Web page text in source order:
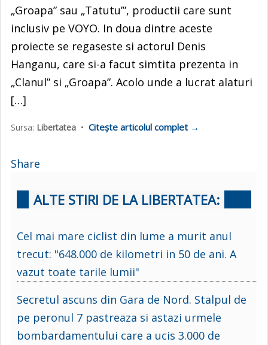
„Groapa” sau „Tatutu’”, productii care sunt
inclusiv pe VOYO. In doua dintre aceste
proiecte se regaseste si actorul Denis
Hanganu, care si-a facut simtita prezenta in
„Clanul” si „Groapa”. Acolo unde a lucrat alaturi
[…]
Sursa: Libertatea • Citește articolul complet →
Share
ALTE STIRI DE LA LIBERTATEA:
Cel mai mare ciclist din lume a murit anul
trecut: "648.000 de kilometri in 50 de ani. A
vazut toate tarile lumii"
Secretul ascuns din Gara de Nord. Stalpul de
pe peronul 7 pastreaza si astazi urmele
bombardamentului care a ucis 3.000 de